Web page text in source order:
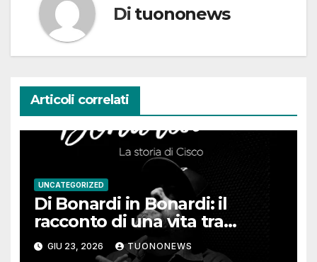
Di tuononews
Articoli correlati
UNCATEGORIZED
Di Bonardi in Bonardi: il
racconto di una vita tra
memoria, musica e identità
GIU 23, 2026 TUONONEWS